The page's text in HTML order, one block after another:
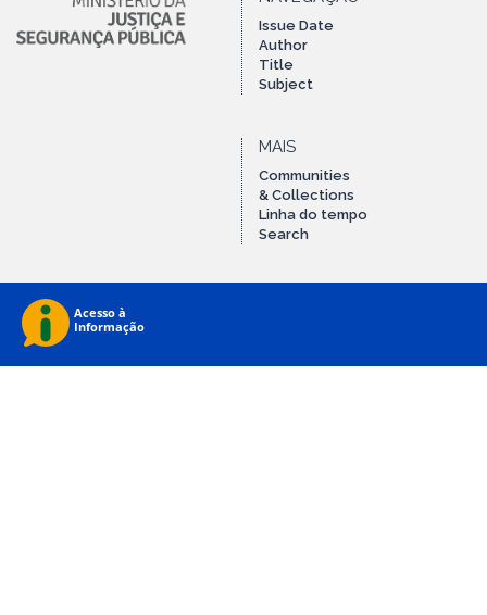
Issue Date
Author
Title
Subject
MAIS
Communities
& Collections
Linha do tempo
Search